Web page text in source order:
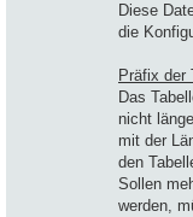
Diese
die
Präfix der
Das
nicht
mit der
den
Sollen
werden,